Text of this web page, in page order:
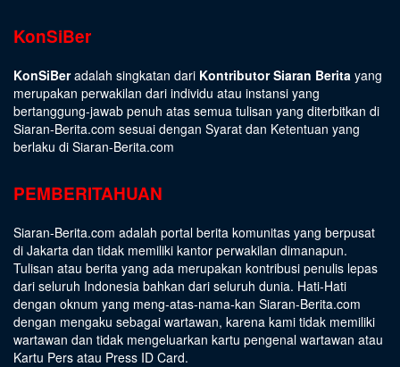
KonSiBer
KonSiBeradalah singkatan dari Kontributor Siaran Berita yang
merupakan perwakilan dari individu atau instansi yang
bertanggung-jawab penuh atas semua tulisan yang diterbitkan di
Siaran-Berita.com sesuai dengan Syarat dan Ketentuan yang
berlaku di Siaran-Berita.com
PEMBERITAHUAN
Siaran-Berita.com adalah portal berita komunitas yang berpusat
di Jakarta dan tidak memiliki kantor perwakilan dimanapun.
Tulisan atau berita yang ada merupakan kontribusi penulis lepas
dari seluruh Indonesia bahkan dari seluruh dunia. Hati-Hati
dengan oknum yang meng-atas-nama-kan Siaran-Berita.com
dengan mengaku sebagai wartawan, karena kami tidak memiliki
wartawan dan tidak mengeluarkan kartu pengenal wartawan atau
Kartu Pers atau Press ID Card.